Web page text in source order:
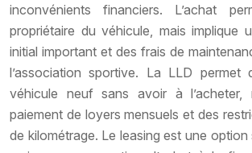
inconvénients financiers. L’achat
propriétaire du véhicule, mais implique
initial important et des frais de
l’association sportive. La LLD permet
véhicule neuf sans avoir à l’acheter,
paiement de loyers mensuels et des
de kilométrage. Le leasing est une option